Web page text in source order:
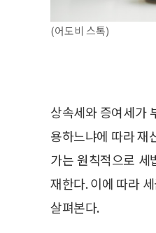
(어도비 스톡)
상속세와 증여세가
용하느냐에 따라 재
가는 원칙적으로 세
재한다. 이에 따라
살펴본다.